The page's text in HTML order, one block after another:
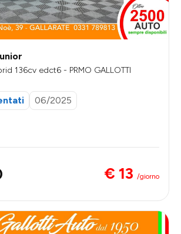
136cv edct6 - PRMO GALLOTTI
06/2025
€ 13 /giorno